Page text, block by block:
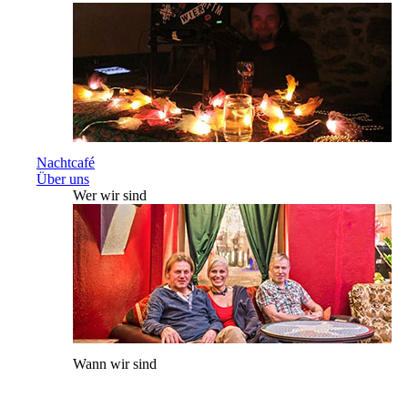
Nachtcafé
Über uns
Wer wir sind
Wann wir sind